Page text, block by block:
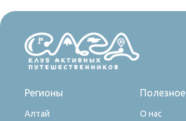
Регионы
О нас
Алтай
Полезное